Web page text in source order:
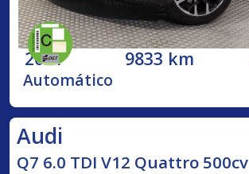
2021 9833 km
Automático
Audi
Q7 6.0 TDI V12 Quattro 500cv